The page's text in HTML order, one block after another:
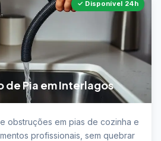
Pia em Interlagos
✓ Disponível 24h
obstruções em pias de cozinha e
profissionais, sem quebrar